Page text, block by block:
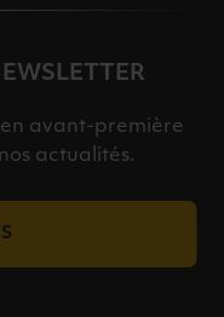
avant-première
actualités.